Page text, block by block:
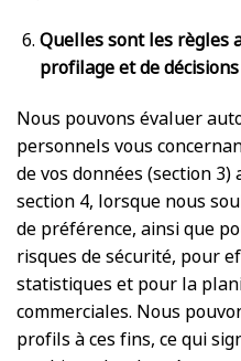
Quelles sont les règles
profilage et de
Nous pouvons évaluer
personnels vous
de vos données (section 3)
section 4, lorsque nous
de préférence, ainsi que
risques de sécurité, pour
statistiques et pour la
commerciales. Nous
profils à ces fins, ce qui